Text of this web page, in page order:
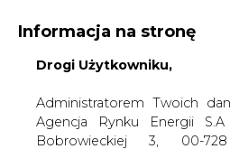
KONTAKT:
WYDAWCA PORTALU:
WYSOKI KONTRAST WIELKOŚĆ
Informacja na stronę
Drogi Użytkowniku,
Administratorem Twoich
Agencja Rynku Energii
Bobrowieckiej 3, 00-